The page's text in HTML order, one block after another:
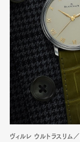
ヴィルレ ウルトラスリム／